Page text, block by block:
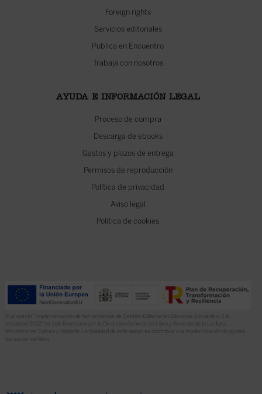
Foreign rights
Servicios editoriales
Publica en Encuentro
Trabaja con nosotros
AYUDA E INFORMACIÓN LEGAL
Proceso de compra
Descarga de ebooks
Gastos y plazos de entrega
Permisos de reproducción
Política de privacidad
Aviso legal
Política de cookies
El proyecto “Implementación de herramientas de Gestión Editorial en Ediciones Encuentro, S.A.
anualidad 2022” ha sido financiado por la Dirección General del Libro y Fomento de la Lectura,
Ministerio de Cultura y Deporte. La finalidad de este apoyo es contribuir a la modernización de pymes
del sector del libro.